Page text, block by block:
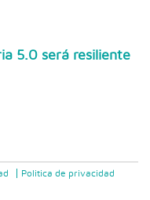
5.0 será resiliente
Politica de privacidad